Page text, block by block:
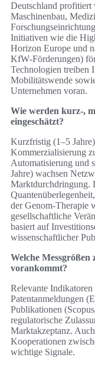
Deutschland profitiert
Maschinenbau,
Initiativen wie die
Horizon Europe und
KfW‑Förderungen)
Technologien treiben
Mobilitätswende
Unternehmen voran.
Wie werden kurz-,
eingeschätzt?
Kurzfristig (1–5
Kommerzialisierung
Automatisierung und
Jahre) wachsen
Marktdurchdringung.
der Genom‑Therapie
gesellschaftliche
basiert auf
wissenschaftlicher
Welche Messgrößen
vorankommt?
Relevante
Patentanmeldungen
Publikationen
regulatorische
Marktakzeptanz.
Kooperationen
wichtige Signale.